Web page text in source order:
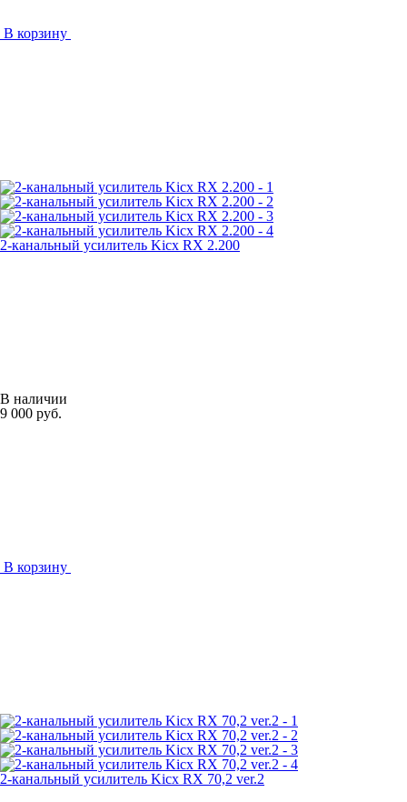
В корзину
2-канальный усилитель Kicx RX 2.200
В наличии
9 000 руб.
В корзину
2-канальный усилитель Kicx RX 70,2 ver.2